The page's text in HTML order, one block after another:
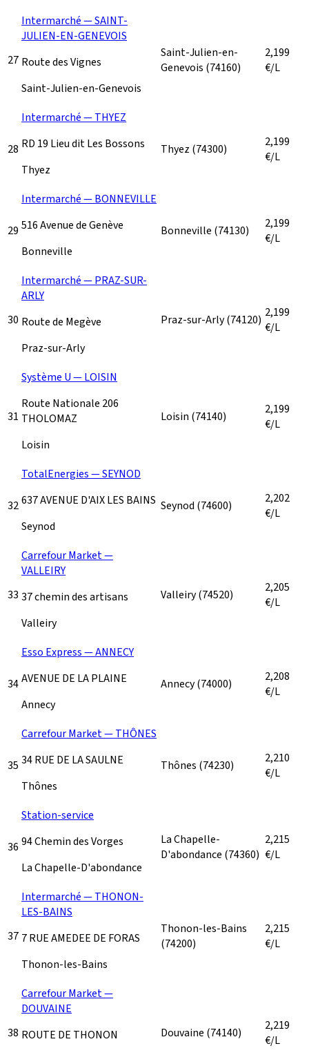
27
Intermarché — SAINT-
JULIEN-EN-GENEVOIS
Route des Vignes
Saint-Julien-en-Genevois
Saint-Julien-en-
Genevois (74160)
2,199
€/L
28
Intermarché — THYEZ
RD 19 Lieu dit Les Bossons
Thyez
Thyez (74300)
2,199
€/L
29
Intermarché — BONNEVILLE
516 Avenue de Genève
Bonneville
Bonneville (74130)
2,199
€/L
30
Intermarché — PRAZ-SUR-
ARLY
Route de Megève
Praz-sur-Arly
Praz-sur-Arly(74120) 2,199
€/L
31
Système U — LOISIN
Route Nationale 206
THOLOMAZ
Loisin
Loisin (74140)
2,199
€/L
32
TotalEnergies — SEYNOD
637 AVENUE D'AIX LES BAINS
Seynod
Seynod (74600)
2,202
€/L
33
Carrefour Market —
VALLEIRY
37 chemin des artisans
Valleiry
Valleiry(74520)
2,205
€/L
34
Esso Express — ANNECY
AVENUE DE LA PLAINE
Annecy
Annecy(74000)
2,208
€/L
35
Carrefour Market — THÔNES
34 RUE DE LA SAULNE
Thônes
Thônes (74230)
2,210
€/L
36
Station-service
94 Chemin des Vorges
La Chapelle-D'abondance
La Chapelle-
D'abondance (74360)
2,215
€/L
37
Intermarché — THONON-
LES-BAINS
7 RUE AMEDEE DE FORAS
Thonon-les-Bains
Thonon-les-Bains
(74200)
2,215
€/L
38
Carrefour Market —
DOUVAINE
ROUTE DE THONON
Douvaine (74140)
2,219
€/L